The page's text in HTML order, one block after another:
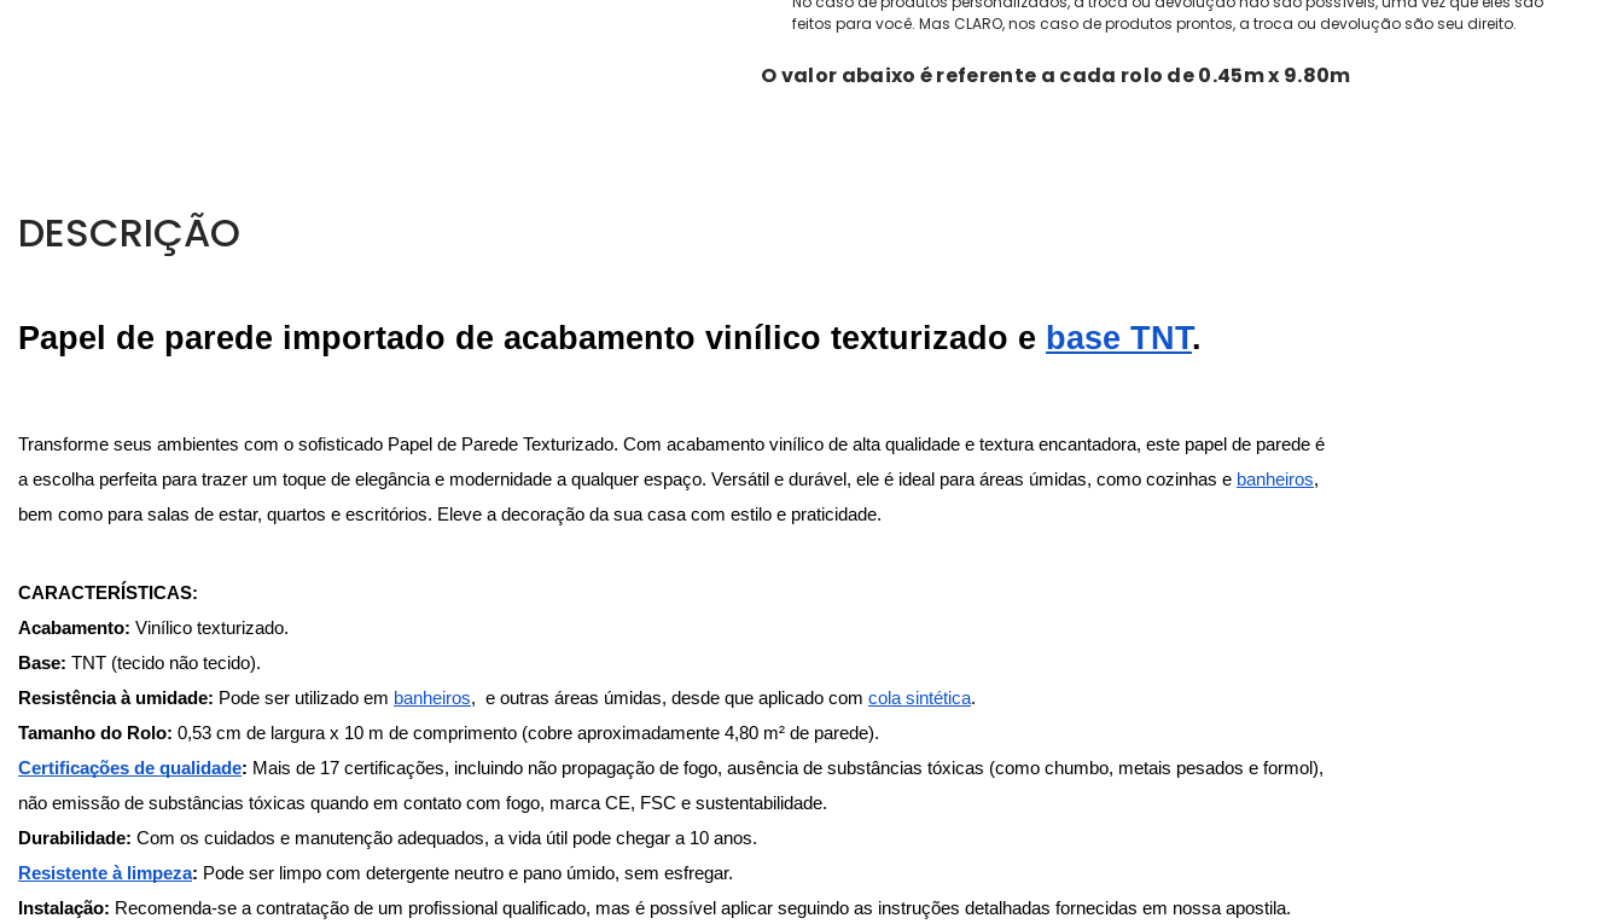
feitos para você. Mas CLARO, nos caso de produtos prontos, a troca ou devolução são seu direito.
O valor abaixo é referente a cada rolo de0.45m x 9.80m
DESCRIÇÃO
Papel de parede importado de acabamento vinílico texturizado e base TNT.
Transforme seus ambientes com o sofisticado Papel de Parede Texturizado. Com acabamento vinílico de alta qualidade e textura encantadora, este papel de parede é
a escolha perfeita para trazer um toque de elegância e modernidade a qualquer espaço. Versátil e durável, ele é ideal para áreas úmidas, como cozinhas e banheiros,
bem como para salas de estar, quartos e escritórios. Eleve a decoração da sua casa com estilo e praticidade.
CARACTERÍSTICAS:
Acabamento: Vinílico texturizado.
Base: TNT (tecido não tecido).
Resistência à umidade: Pode ser utilizado em banheiros,  e outras áreas úmidas, desde que aplicado com cola sintética.
Tamanho do Rolo: 0,53 cm de largura x 10 m de comprimento (cobre aproximadamente 4,80 m² de parede).
Certificações de qualidade: Mais de 17 certificações, incluindo não propagação de fogo, ausência de substâncias tóxicas (como chumbo, metais pesados e formol),
não emissão de substâncias tóxicas quando em contato com fogo, marca CE, FSC e sustentabilidade.
Durabilidade: Com os cuidados e manutenção adequados, a vida útil pode chegar a 10 anos.
Resistente à limpeza: Pode ser limpo com detergente neutro e pano úmido, sem esfregar.
Instalação: Recomenda-se a contratação de um profissional qualificado, mas é possível aplicar seguindo as instruções detalhadas fornecidas em nossa apostila.